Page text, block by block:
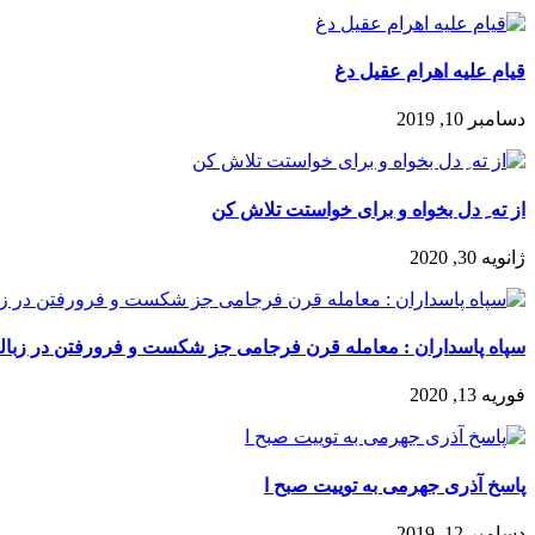
قیام علیه اهرام عقیل دغ
دسامبر 10, 2019
از ته ِ دل بخواه و برای خواستت تلاش کن‌
ژانویه 30, 2020
سپاه پاسداران : معامله قرن فرجامی جز شکست و فرورفتن در زباله
فوریه 13, 2020
پاسخ آذری جهرمی به توییت صبح ا